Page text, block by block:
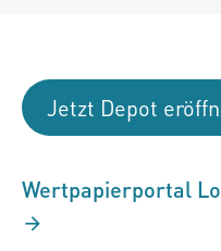
Jetzt Depot
Wertpapierportal